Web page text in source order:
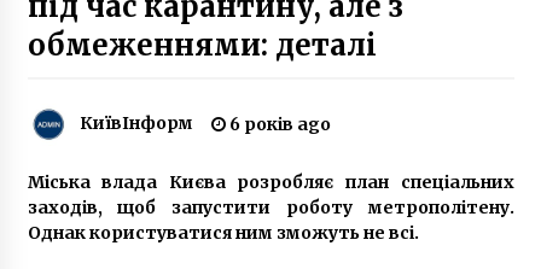
9 років ago
«Не давайте гроші самозванцям»: киянам
роз’яснили, чи потрібно платити за парковку
авто у дворі
обмеженнями: деталі
КиївІнформ 6 років ago
Міська влада Києва розробляє план спеціальних
заходів, щоб запустити роботу метрополітену.
Однак користуватися ним зможуть не всі.